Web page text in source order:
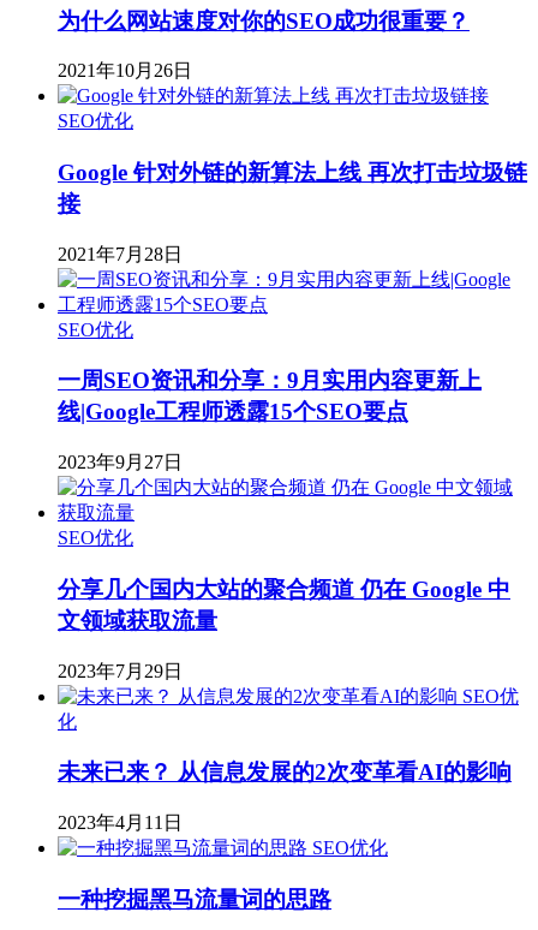
为什么网站速度对你的SEO成功很重要？
2021年10月26日
SEO优化
Google 针对外链的新算法上线 再次打击垃圾链
接
2021年7月28日
SEO优化
一周SEO资讯和分享：9月实用内容更新上
线|Google工程师透露15个SEO要点
2023年9月27日
SEO优化
分享几个国内大站的聚合频道 仍在 Google 中
文领域获取流量
2023年7月29日
SEO优
化
未来已来？ 从信息发展的2次变革看AI的影响
2023年4月11日
SEO优化
一种挖掘黑马流量词的思路